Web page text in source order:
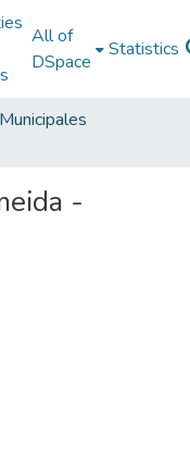
All of
DSpace
Statistics
-